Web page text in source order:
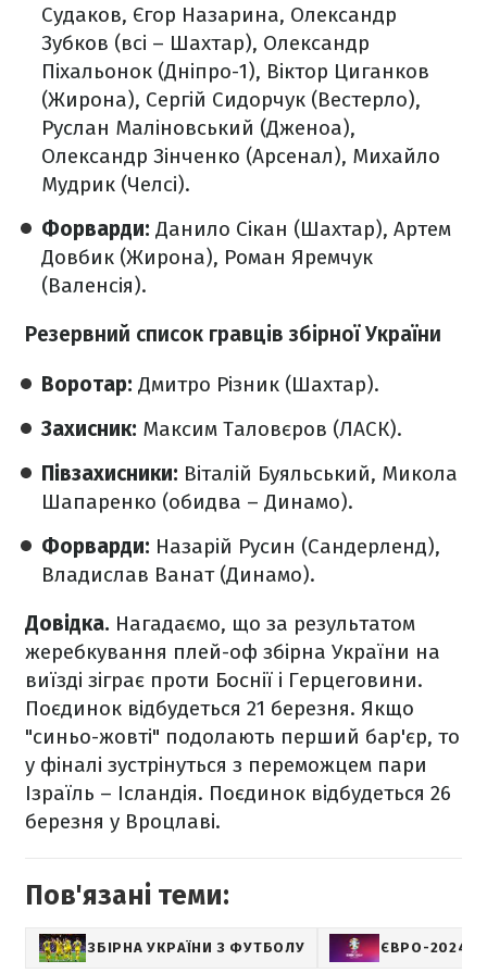
Судаков, Єгор Назарина, Олександр
Зубков (всі – Шахтар), Олександр
Піхальонок (Дніпро-1), Віктор Циганков
(Жирона), Сергій Сидорчук (Вестерло),
Руслан Маліновський (Дженоа),
Олександр Зінченко (Арсенал), Михайло
Мудрик (Челсі).
Форварди: Данило Сікан (Шахтар), Артем
Довбик (Жирона), Роман Яремчук
(Валенсія).
Резервний список гравців збірної України
Воротар: Дмитро Різник (Шахтар).
Захисник: Максим Таловєров (ЛАСК).
Півзахисники: Віталій Буяльський, Микола
Шапаренко (обидва – Динамо).
Форварди: Назарій Русин (Сандерленд),
Владислав Ванат (Динамо).
Довідка. Нагадаємо, що за результатом
жеребкування плей-оф збірна України на
виїзді зіграє проти Боснії і Герцеговини.
Поєдинок відбудеться 21 березня. Якщо
"синьо-жовті" подолають перший бар'єр, то
у фіналі зустрінуться з переможцем пари
Ізраїль – Ісландія. Поєдинок відбудеться 26
березня у Вроцлаві.
Пов'язані теми:
ЗБІРНА УКРАЇНИ З ФУТБОЛУ ЄВРО-2024